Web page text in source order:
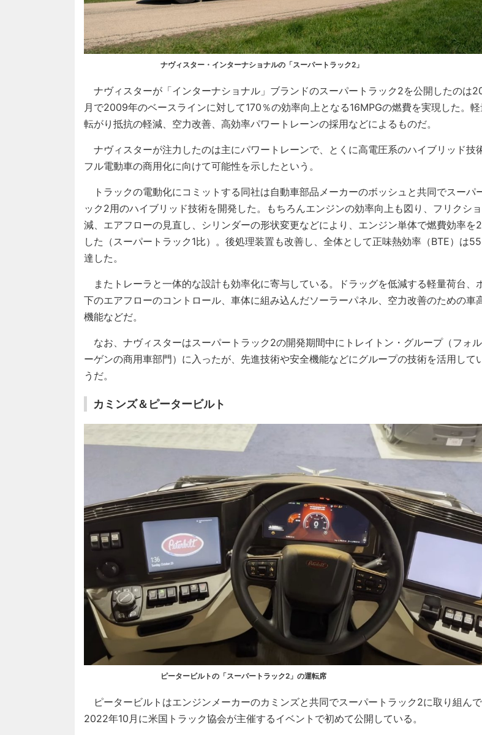
ナヴィスター・インターナショナルの「スーパートラック2」
ナヴィスターが「インターナショナル」ブランドのスーパートラック2を公開したのは
月で2009年のベースラインに対して170％の効率向上となる16MPGの燃費を実現した。軽
転がり抵抗の軽減、空力改善、高効率パワートレーンの採用などによるものだ。
ナヴィスターが注力したのは主にパワートレーンで、とくに高電圧系のハイブリッド技術
フル電動車の商用化に向けて可能性を示したという。
トラックの電動化にコミットする同社は自動車部品メーカーのボッシュと共同でスーパ
ック2用のハイブリッド技術を開発した。もちろんエンジンの効率向上も図り、フリクシ
減、エアフローの見直し、シリンダーの形状変更などにより、エンジン単体で燃費効率を
した（スーパートラック1比）。後処理装置も改善し、全体として正味熱効率（BTE）は
達した。
またトレーラと一体的な設計も効率化に寄与している。ドラッグを低減する軽量荷台、
下のエアフローのコントロール、車体に組み込んだソーラーパネル、空力改善のための車
機能などだ。
なお、ナヴィスターはスーパートラック2の開発期間中にトレイトン・グループ（フォ
ーゲンの商用車部門）に入ったが、先進技術や安全機能などにグループの技術を活用して
うだ。
カミンズ＆ピータービルト
ピータービルトの「スーパートラック2」の運転席
ピータービルトはエンジンメーカーのカミンズと共同でスーパートラック2に取り組んで
2022年10月に米国トラック協会が主催するイベントで初めて公開している。